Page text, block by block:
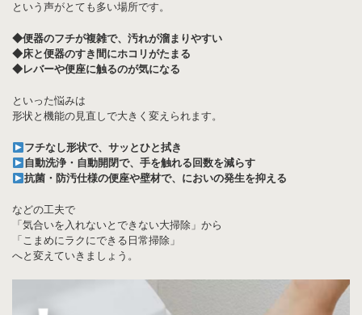
という声がとても多い場所です。
◆便器のフチが複雑で、汚れが溜まりやすい
◆床と便器のすき間にホコリがたまる
◆レバーや便座に触るのが気になる
といった悩みは
形状と機能の見直しで大きく変えられます。
フチなし形状で、サッとひと拭き
自動洗浄・自動開閉で、手を触れる回数を減らす
抗菌・防汚仕様の便座や壁材で、においの発生を抑える
などの工夫で
「気合いを入れないとできない大掃除」から
「こまめにラクにできる日常掃除」
へと変えていきましょう。